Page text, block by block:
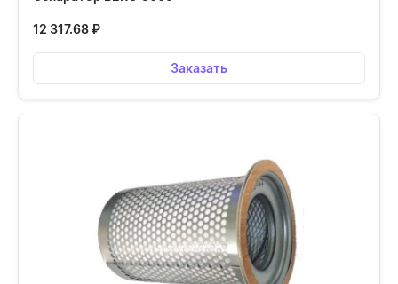
12 317.68₽
Заказать